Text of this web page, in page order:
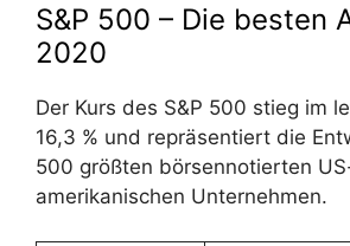
S&P 500 – Die besten
2020
Der Kurs des S&P 500 stieg im
16,3 % und repräsentiert die
500 größten börsennotierten
amerikanischen Unternehmen.